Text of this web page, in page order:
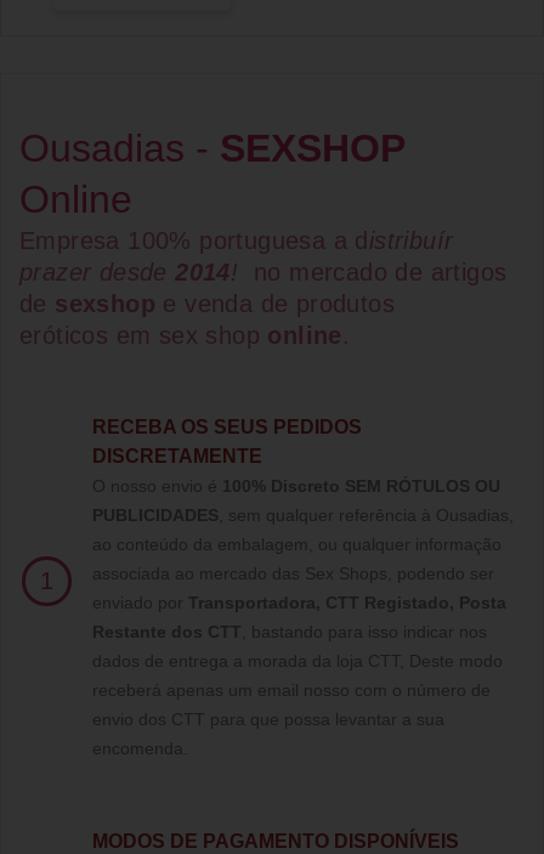
Ousadias - SEXSHOP
Online
Empresa 100% portuguesa a d istribuír
prazer desde2014!
no mercado de artigos
de sexshop e venda de produtos
eróticos em sex shop online.
1
RECEBA OS SEUS PEDIDOS
DISCRETAMENTE
O nosso envio é 100% Discreto SEM RÓTULOS OU
PUBLICIDADES , sem qualquer referência à Ousadias,
ao conteúdo da embalagem, ou qualquer informação
associada ao mercado das Sex Shops, podendo ser
enviado por Transportadora, CTT Registado, Posta
Restante dos CTT , bastando para isso indicar nos
dados de entrega a morada da loja CTT, Deste modo
receberá apenas um email nosso com o número de
envio dos CTT para que possa levantar a sua
encomenda.
MODOS DE PAGAMENTO DISPONÍVEIS